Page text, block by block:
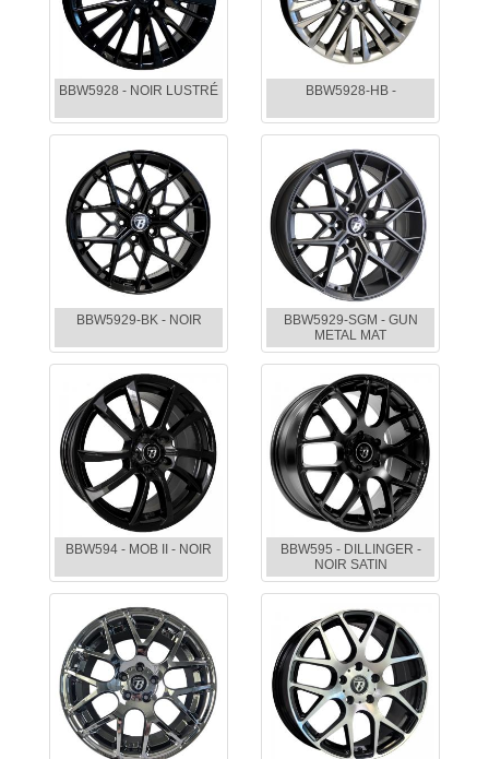
BBW5928 - NOIR LUSTRÉ BBW5928-HB -
BBW5929-BK - NOIR
BBW5929-SGM - GUN
METAL MAT
BBW594 - MOB II - NOIR
BBW595 - DILLINGER -
NOIR SATIN